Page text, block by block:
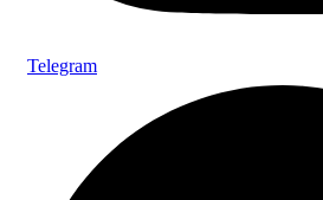
Telegram